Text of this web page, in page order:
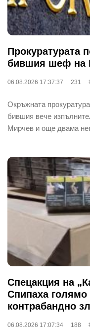
Прокуратурата
бившия шеф на
06.08.2026 17:37:37 231
Окръжната
бившия вече
Мирчев и още двама
Спецакция на
Спипаха голямо
контрабандно
06.08.2026 17:07:34 188